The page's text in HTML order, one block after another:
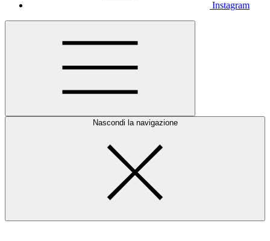
Instagram
Nascondi la navigazione